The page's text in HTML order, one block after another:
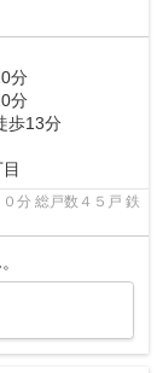
分
分
歩13分